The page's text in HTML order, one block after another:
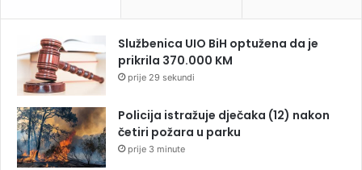
Službenica UIO BiH optužena da je
prikrila 370.000 KM
prije 29 sekundi
Policija istražuje dječaka (12) nakon
četiri požara u parku
prije 3 minute